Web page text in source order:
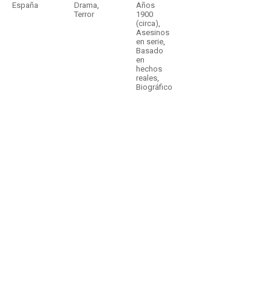
España Drama,
Terror
Años
1900
(circa),
Asesinos
en serie,
Basado
en
hechos
reales,
Biográfico